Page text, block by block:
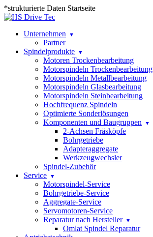
*strukturierte Daten Startseite
Unternehmen
Partner
Spindelprodukte
Motoren Trockenbearbeitung
Motorspindeln Trockenbearbeitung
Motorspindeln Metallbearbeitung
Motorspindeln Glasbearbeitung
Motorspindeln Steinbearbeitung
Hochfrequenz Spindeln
Optimierte Sonderlösungen
Komponenten und Baugruppen
2-Achsen Fräsköpfe
Bohrgetriebe
Adapteraggregate
Werkzeugwechsler
Spindel-Zubehör
Service
Motorspindel-Service
Bohrgetriebe-Service
Aggregate-Service
Servomotoren-Service
Reparatur nach Hersteller
Omlat Spindel Reparatur